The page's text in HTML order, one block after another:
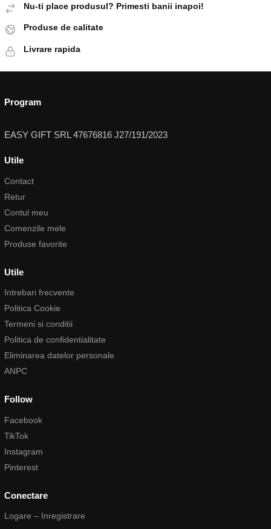
Nu-ti place produsul? Primesti banii inapoi!
Produse de calitate
Livrare rapida
Program
EASY GIFT SRL 47676816 J27/191/2023
Utile
Contact
Retur
Contul meu
Comenzile mele
Produse favorite
Utile
Intrebari frecvente
Politica Cookie
Termeni si conditii
Politica de confidentialitate
Eliminarea datelor personale
ANPC
Follow
Facebook
TikTok
Instagram
Pinterest
Conectare
Logare – Inregistrare